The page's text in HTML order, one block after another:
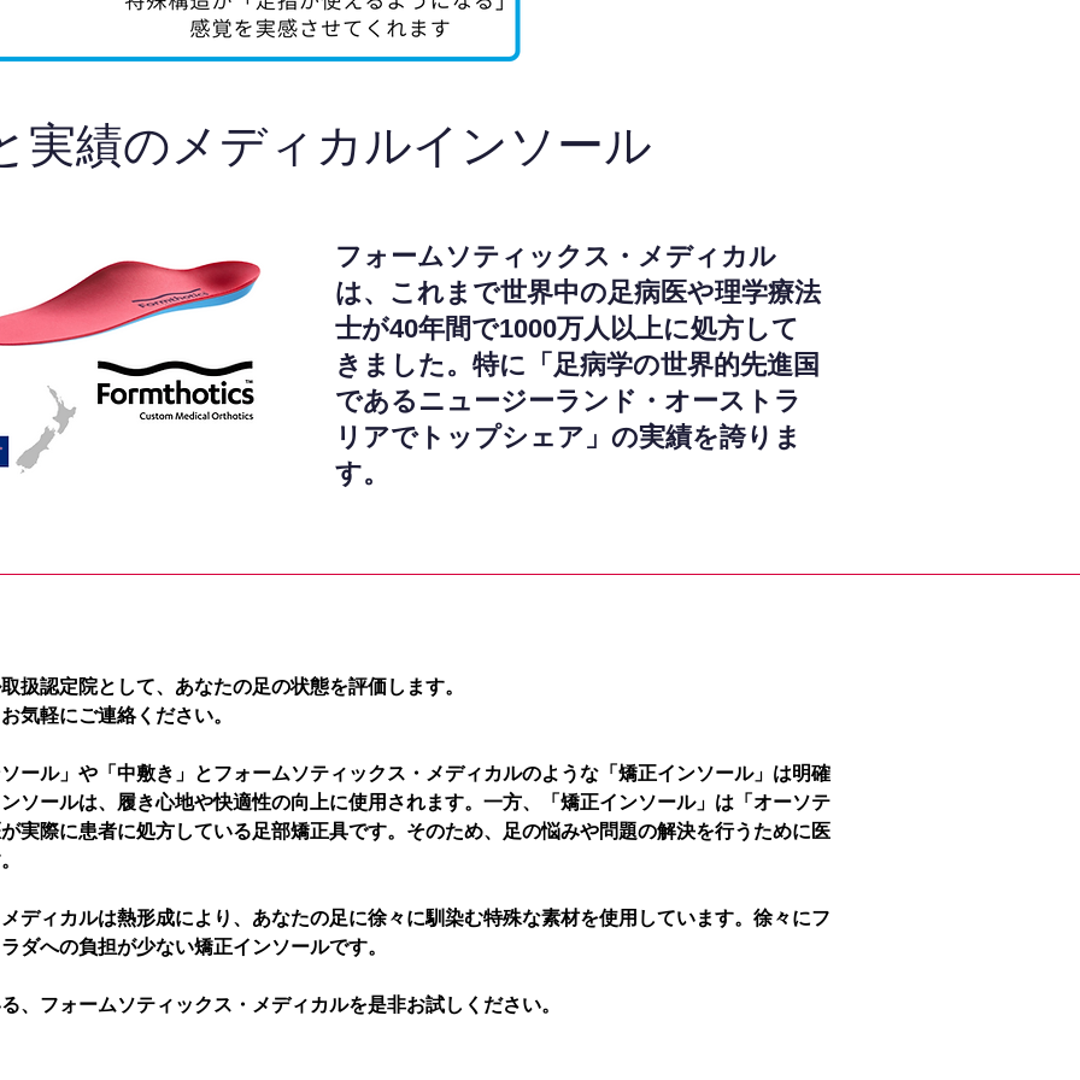
実績のメディカルインソール
フォームソティックス・メディカル
は、これまで世界中の足病医や理学療法
士が40年間で1000万人以上に処方して
きました。特に「足病学の世界的先進国
であるニュージーランド・オーストラ
リアでトップシェア」の実績を誇りま
す。
扱認定院として、あなたの足の状態を評価します。
気軽にご連絡ください。
ール」や「中敷き」とフォームソティックス・メディカルのような「矯正インソール」は明確
ソールは、履き心地や快適性の向上に使用されます。一方、「矯正インソール」は「オーソテ
実際に患者に処方している足部矯正具です。そのため、足の悩みや問題の解決を行うために医
ディカルは熱形成により、あなたの足に徐々に馴染む特殊な素材を使用しています。徐々にフ
ダへの負担が少ない矯正インソールです。
、フォームソティックス・メディカルを是非お試しください。